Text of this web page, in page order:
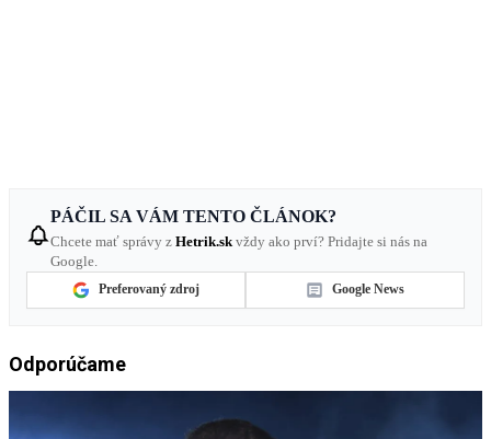
PÁČIL SA VÁM TENTO ČLÁNOK?
Chcete mať správy z Hetrik.sk vždy ako prví? Pridajte si nás na
Google.
Preferovaný zdroj Google News
Odporúčame